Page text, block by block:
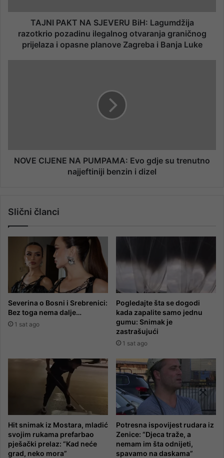
TAJNI PAKT NA SJEVERU BiH: Lagumdžija
razotkrio pozadinu ilegalnog otvaranja graničnog
prijelaza i opasne planove Zagreba i Banja Luke
NOVE CIJENE NA PUMPAMA: Evo gdje su trenutno
najjeftiniji benzin i dizel
Slični članci
Severina o Bosni i Srebrenici:
Bez toga nema dalje…
1 sat ago
Pogledajte šta se dogodi
kada zapalite samo jednu
gumu: Snimak je
zastrašujući
1 sat ago
Hit snimak iz Mostara, mladić
svojim rukama prefarbao
pješački prelaz: “Kad neće
grad, neko mora”
Potresna ispovijest rudara iz
Zenice: “Djeca traže, a
nemam im šta odnijeti,
spavamo na daskama”